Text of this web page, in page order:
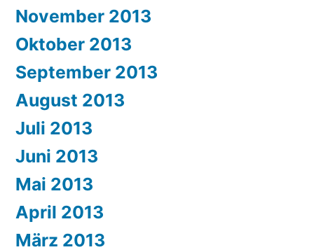
November 2013
Oktober 2013
September 2013
August 2013
Juli 2013
Juni 2013
Mai 2013
April 2013
März 2013